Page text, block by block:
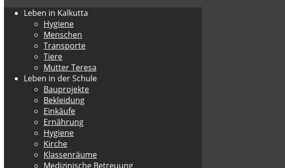
Leben in Kalkutta
Hygiene
Menschen
Transporte
Tiere
Mutter Teresa
Leben in der Schule
Bauprojekte
Bekleidung
Einkäufe
Ernährung
Hygiene
Kirche
Klassenräume
Medizinische Betreuung